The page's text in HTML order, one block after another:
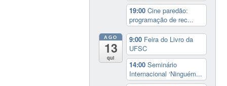
19:00Cine paredão:
programação de rec...
AGO
13
qui
9:00 Feira do Livro da
UFSC
14:00Seminário
Internacional ‘Ninguém...